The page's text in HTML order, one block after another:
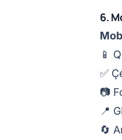
6.
📱
✅
📷
📍
🔄